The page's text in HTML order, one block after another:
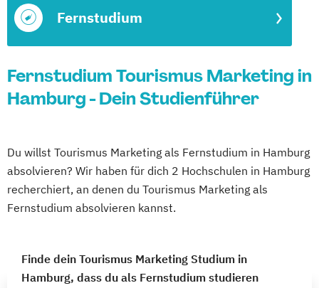
Fernstudium
Fernstudium Tourismus Marketing in
Hamburg - Dein Studienführer
Du willst Tourismus Marketing als Fernstudium in Hamburg
absolvieren? Wir haben für dich 2 Hochschulen in Hamburg
recherchiert, an denen du Tourismus Marketing als
Fernstudium absolvieren kannst.
Finde dein Tourismus Marketing Studium in
Hamburg, dass du als Fernstudium studieren